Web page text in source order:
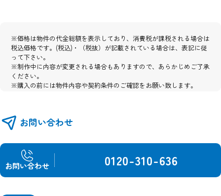
※価格は物件の代金総額を表示しており、消費税が課税される場合は
税込価格です。(税込)・（税抜）が記載されている場合は、表記に従
って下さい。
※制作中に内容が変更される場合もありますので、あらかじめご了承
ください。
※購入の前には物件内容や契約条件のご確認をお願い致します。
※図面と現況が異なる場合は現況優先とさせて頂きます。
お問い合わせ
お問い合わせ 0120-310-636